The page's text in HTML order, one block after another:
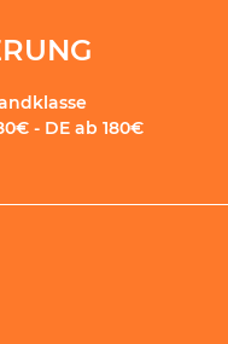
- DE ab 180€